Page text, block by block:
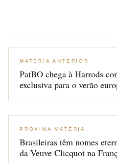
MATÉRIA ANTERIOR
PatBO chega à Harrods
exclusiva para o verão
PRÓXIMA MATÉRIA
Brasileiras têm nomes
da Veuve Clicquot na